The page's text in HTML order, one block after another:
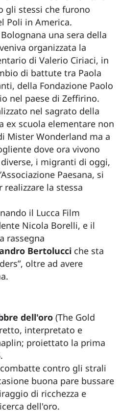
gli stessi che furono
Poli in America.
una sera della
organizzata la
di Valerio Ciriaci, in
di battute tra Paola
della Fondazione Paolo
nel paese di Zeffirino.
nel sagrato della
ex scuola elementare non
Mister Wonderland ma a
dove ora vivono
i migranti di oggi,
Paesana, si
la stessa
il Lucca Film
Nicola Borelli, e il
rassegna
Bertolucci che sta
oltre ad avere
dell'oro (The Gold
interpretato e
proiettato la prima
contro gli strali
buona pare bussare
di ricchezza e
dell'oro.